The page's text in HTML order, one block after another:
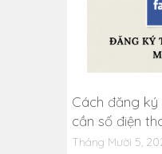
Cách đăng
cần số điện
Tháng Mười 5,